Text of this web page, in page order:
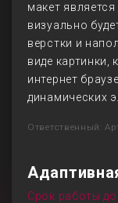
макет
визуально
верстки и
виде картинки,
интернет
динамических
Ответственный:
Срок работы до